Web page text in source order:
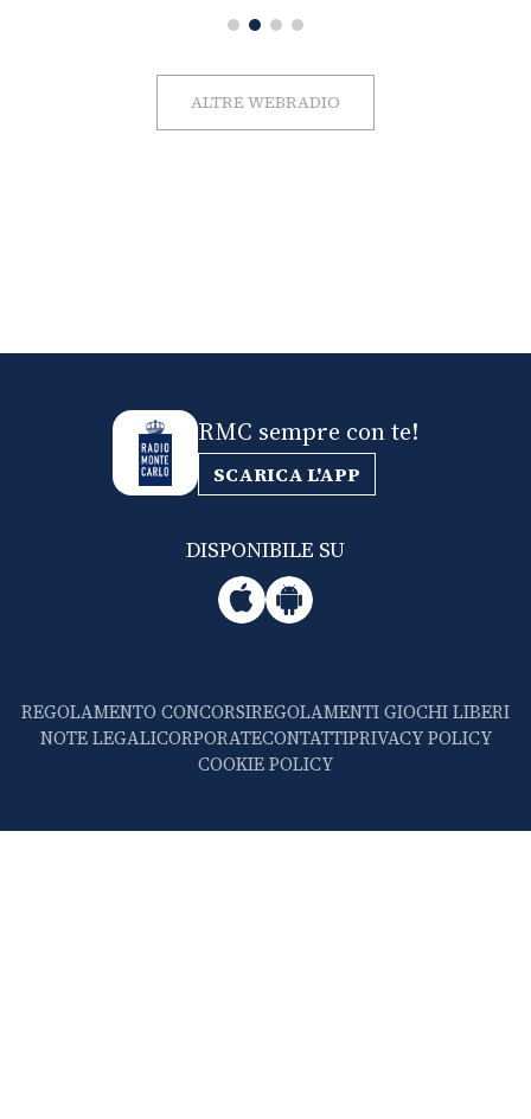
ALTRE WEBRADIO
RMC sempre con te!
SCARICA L'APP
DISPONIBILE SU
REGOLAMENTO CONCORSIREGOLAMENTI GIOCHI LIBERI
NOTE LEGALICORPORATECONTATTIPRIVACY POLICY
COOKIE POLICY